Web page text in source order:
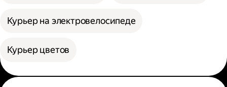
Курьер на электровелосипеде
Курьер цветов